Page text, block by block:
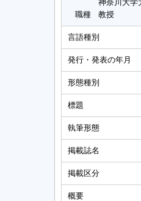
神奈川大学
職種
教授
言語種別
発行・発表の年月
形態種別
標題
執筆形態
掲載誌名
掲載区分
概要